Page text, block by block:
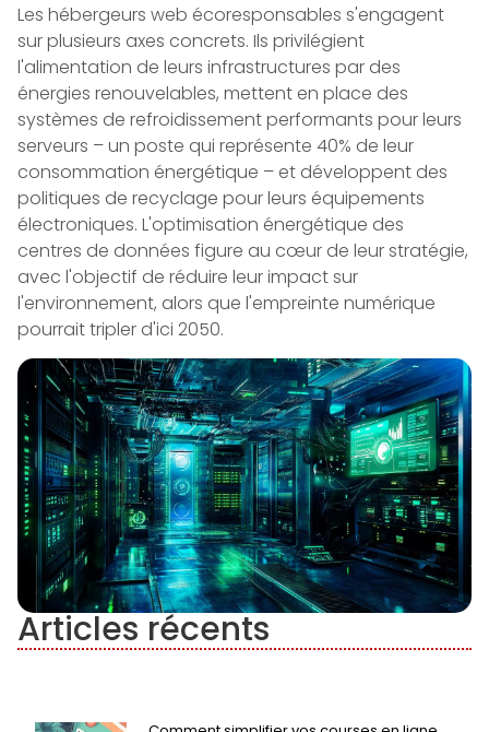
Les hébergeurs web écoresponsables s'engagent
sur plusieurs axes concrets. Ils privilégient
l'alimentation de leurs infrastructures par des
énergies renouvelables, mettent en place des
systèmes de refroidissement performants pour leurs
serveurs – un poste qui représente 40% de leur
consommation énergétique – et développent des
politiques de recyclage pour leurs équipements
électroniques. L'optimisation énergétique des
centres de données figure au cœur de leur stratégie,
avec l'objectif de réduire leur impact sur
l'environnement, alors que l'empreinte numérique
pourrait tripler d'ici 2050.
Articles récents